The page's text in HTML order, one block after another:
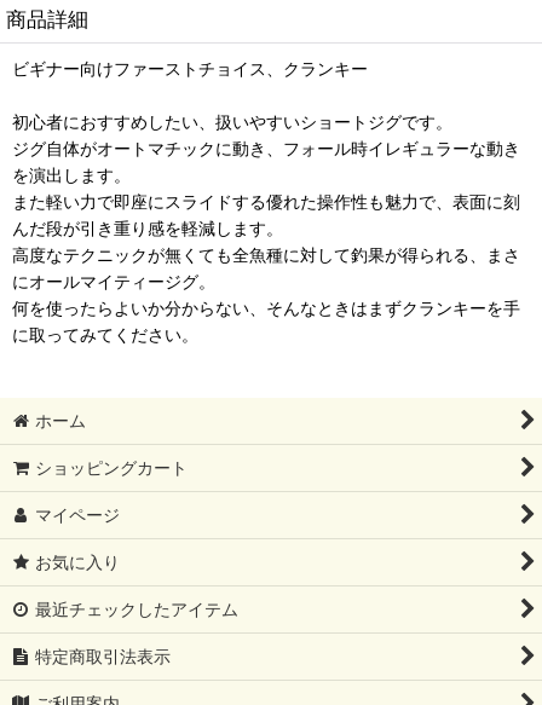
商品詳細
ビギナー向けファーストチョイス、クランキー
初心者におすすめしたい、扱いやすいショートジグです。
ジグ自体がオートマチックに動き、フォール時イレギュラーな動き
を演出します。
また軽い力で即座にスライドする優れた操作性も魅力で、表面に刻
んだ段が引き重り感を軽減します。
高度なテクニックが無くても全魚種に対して釣果が得られる、まさ
にオールマイティージグ。
何を使ったらよいか分からない、そんなときはまずクランキーを手
に取ってみてください。
ホーム
ショッピングカート
マイページ
お気に入り
最近チェックしたアイテム
特定商取引法表示